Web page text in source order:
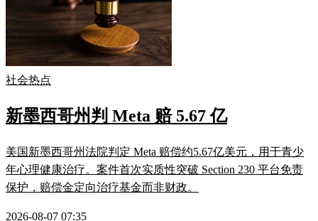
社会热点
新墨西哥州判 Meta 赔 5.67 亿
美国新墨西哥州法院判定 Meta 赔偿约5.67亿美元，用于青少
年心理健康治疗。案件首次实质性突破 Section 230 平台免责
保护，赔偿金定向治疗基金而非财政。
2026-08-07 07:35